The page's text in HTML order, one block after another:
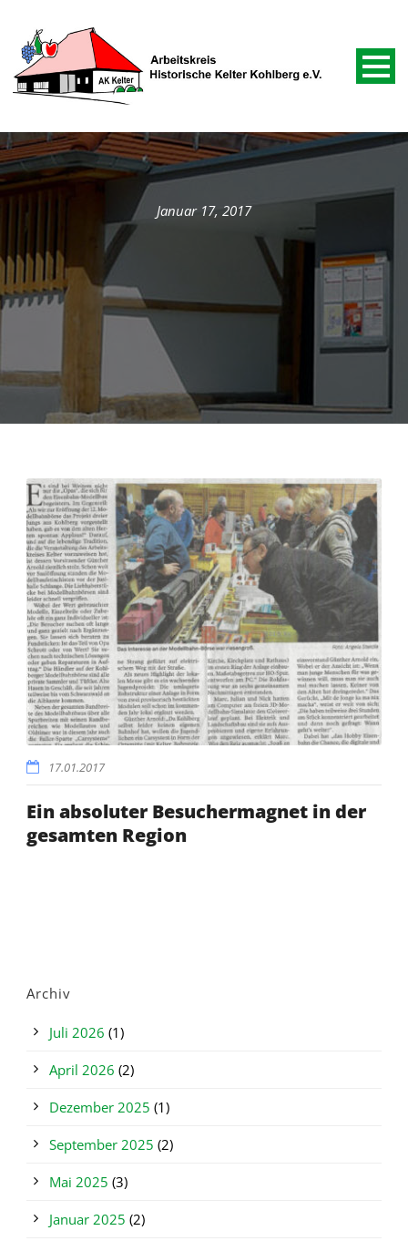
Januar 17, 2017
17.01.2017
Ein absoluter Besuchermagnet in der
gesamten Region
Archiv
Juli 2026 (1)
April 2026 (2)
Dezember 2025 (1)
September 2025 (2)
Mai 2025 (3)
Januar 2025 (2)